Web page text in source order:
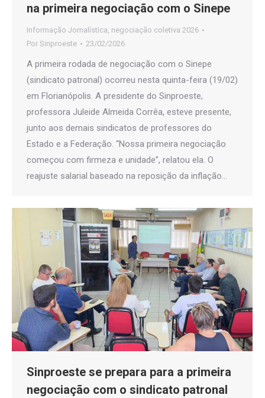
na primeira negociação com o Sinepe
Informação Jornalística, negociação coletiva 2026
Por Sinproeste 23/02/2026
A primeira rodada de negociação com o Sinepe
(sindicato patronal) ocorreu nesta quinta-feira (19/02)
em Florianópolis. A presidente do Sinproeste,
professora Juleide Almeida Corrêa, esteve presente,
junto aos demais sindicatos de professores do
Estado e a Federação. “Nossa primeira negociação
começou com firmeza e unidade”, relatou ela. O
reajuste salarial baseado na reposição da inflação…
Sinproeste se prepara para a primeira
negociação com o sindicato patronal